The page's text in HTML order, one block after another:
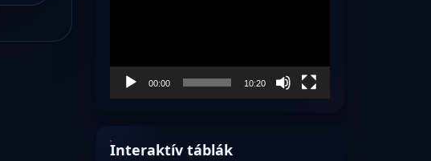
00:00 10:20
Interaktív táblák